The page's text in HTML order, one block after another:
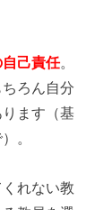
己責任。
ろん自分
ます（基
。
れない教